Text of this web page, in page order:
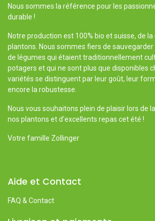
Nous sommes la référence pour les
durable !
Notre production est 100% bio et suisse, de
plantons. Nous sommes fiers de
de légumes qui étaient traditionnellement
potagers et qui ne sont plus que disponibles
variétés se distinguent par leur goût, leur
encore la robustesse.
Nous vous souhaitons plein de plaisir lors de
nos plantons et d'excellents repas cet été !
Votre famille Zollinger
Aide et Contact
FAQ & Contact